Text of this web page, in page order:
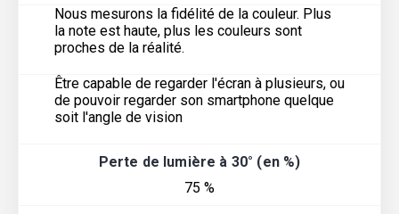
Nous mesurons la fidélité de la couleur. Plus
la note est haute, plus les couleurs sont
proches de la réalité.
Être capable de regarder l'écran à plusieurs, ou
de pouvoir regarder son smartphone quelque
soit l'angle de vision
Perte de lumière à 30° (en %)
75 %